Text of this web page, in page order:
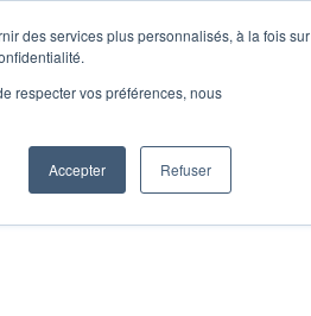
des services plus personnalisés, à la fois sur
respecter vos préférences, nous
Accepter Refuser